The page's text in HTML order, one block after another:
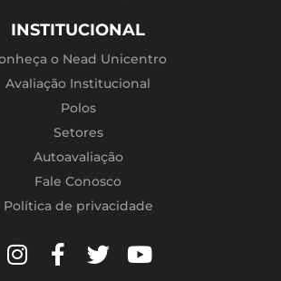
INSTITUCIONAL
o Nead Unicentro
Avaliação Institucional
Polos
Setores
Autoavaliação
Fale Conosco
Política de privacidade